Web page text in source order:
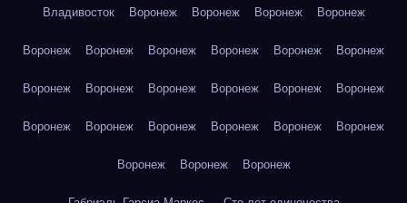
Владивосток Воронеж Воронеж Воронеж Воронеж
Воронеж Воронеж Воронеж Воронеж Воронеж Воронеж
Воронеж Воронеж Воронеж Воронеж Воронеж Воронеж
Воронеж Воронеж Воронеж Воронеж Воронеж Воронеж
Воронеж Воронеж Воронеж